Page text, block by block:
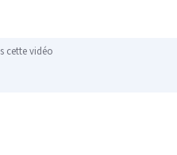
cette vidéo